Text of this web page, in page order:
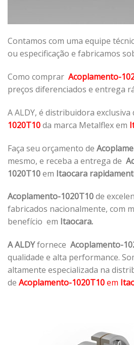
Contamos com uma equipe
ou especificação e fabricamos
Como comprar Acoplamento-
preços diferenciados e entrega
A ALDY, é distribuidora exclusiva
1020T10da marca Metalflex em
Faça seu orçamento de
mesmo, e receba a entrega de
1020T10em Itaocara
Acoplamento-1020T10de
fabricados nacionalmente, com
benefício em Itaocara.
A ALDYfornece Acoplamento-
qualidade e alta performance.
altamente especializada na
de Acoplamento-1020T10em